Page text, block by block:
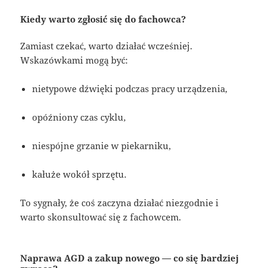
Kiedy warto zgłosić się do fachowca?
Zamiast czekać, warto działać wcześniej.
Wskazówkami mogą być:
nietypowe dźwięki podczas pracy urządzenia,
opóźniony czas cyklu,
niespójne grzanie w piekarniku,
kałuże wokół sprzętu.
To sygnały, że coś zaczyna działać niezgodnie i
warto skonsultować się z fachowcem.
Naprawa AGD a zakup nowego — co się bardziej